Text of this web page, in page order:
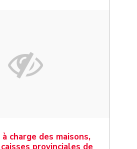
charge des maisons,